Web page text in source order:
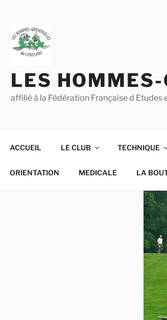
LES
affilié à la Fédération Française d
ACCUEIL LE CLUB TECHNIQUE
ORIENTATION MEDICALE LA